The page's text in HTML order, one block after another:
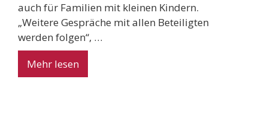
auch für Familien mit kleinen Kindern.
„Weitere Gespräche mit allen Beteiligten
werden folgen“, …
Mehr lesen